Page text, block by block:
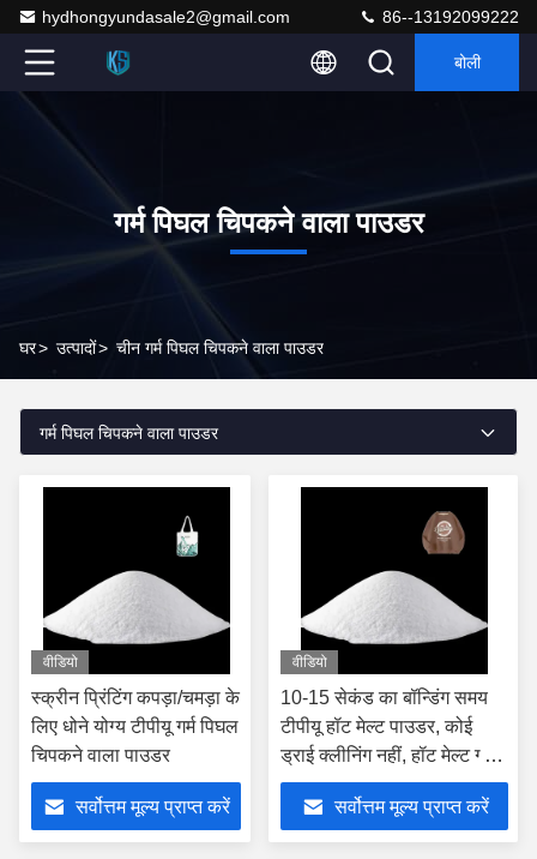
hydhongyundasale2@gmail.com 86--13192099222
बोली
गर्म पिघल चिपकने वाला पाउडर
घर> उत्पादों> चीन गर्म पिघल चिपकने वाला पाउडर
गर्म पिघल चिपकने वाला पाउडर
वीडियो
स्क्रीन प्रिंटिंग कपड़ा/चमड़ा के
लिए धोने योग्य टीपीयू गर्म पिघल
चिपकने वाला पाउडर
सर्वोत्तम मूल्य प्राप्त करें
वीडियो
10-15 सेकंड का बॉन्डिंग समय
टीपीयू हॉट मेल्ट पाउडर, कोई
ड्राई क्लीनिंग नहीं, हॉट मेल्ट ग्लू
पाउडर
सर्वोत्तम मूल्य प्राप्त करें